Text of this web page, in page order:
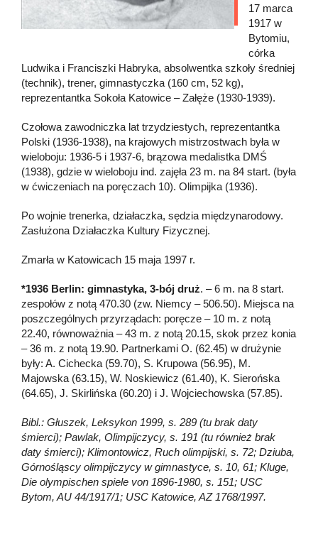
17 marca
1917 w
Bytomiu,
córka
Ludwika i Franciszki Habryka, absolwentka szkoły średniej
(technik), trener, gimnastyczka (160 cm, 52 kg),
reprezentantka Sokoła Katowice – Załęże (1930-1939).
Czołowa zawodniczka lat trzydziestych, reprezentantka
Polski (1936-1938), na krajowych mistrzostwach była w
wieloboju: 1936-5 i 1937-6, brązowa medalistka DMŚ
(1938), gdzie w wieloboju ind. zajęła 23 m. na 84 start. (była
w ćwiczeniach na poręczach 10). Olimpijka (1936).
Po wojnie trenerka, działaczka, sędzia międzynarodowy.
Zasłużona Działaczka Kultury Fizycznej.
Zmarła w Katowicach 15 maja 1997 r.
*1936 Berlin: gimnastyka, 3-bój druż. – 6 m. na 8 start.
zespołów z notą 470.30 (zw. Niemcy – 506.50). Miejsca na
poszczególnych przyrządach: poręcze – 10 m. z notą
22.40, równoważnia – 43 m. z notą 20.15, skok przez konia
– 36 m. z notą 19.90. Partnerkami O. (62.45) w drużynie
były: A. Cichecka (59.70), S. Krupowa (56.95), M.
Majowska (63.15), W. Noskiewicz (61.40), K. Sierońska
(64.65), J. Skirlińska (60.20) i J. Wojciechowska (57.85).
Bibl.: Głuszek, Leksykon 1999, s. 289 (tu brak daty
śmierci); Pawlak, Olimpijczycy, s. 191 (tu również brak
daty śmierci); Klimontowicz, Ruch olimpijski, s. 72; Dziuba,
Górnośląscy olimpijczycy w gimnastyce, s. 10, 61; Kluge,
Die olympischen spiele von 1896-1980, s. 151; USC
Bytom, AU 44/1917/1; USC Katowice, AZ 1768/1997.